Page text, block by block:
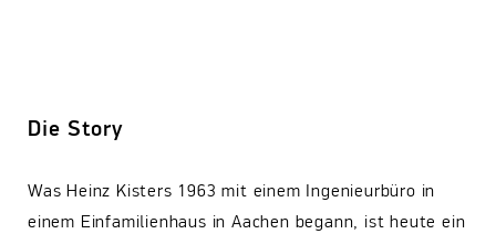
Die Story
Was Heinz Kisters 1963 mit einem Ingenieurbüro in
einem Einfamilienhaus in Aachen begann, ist heute ein